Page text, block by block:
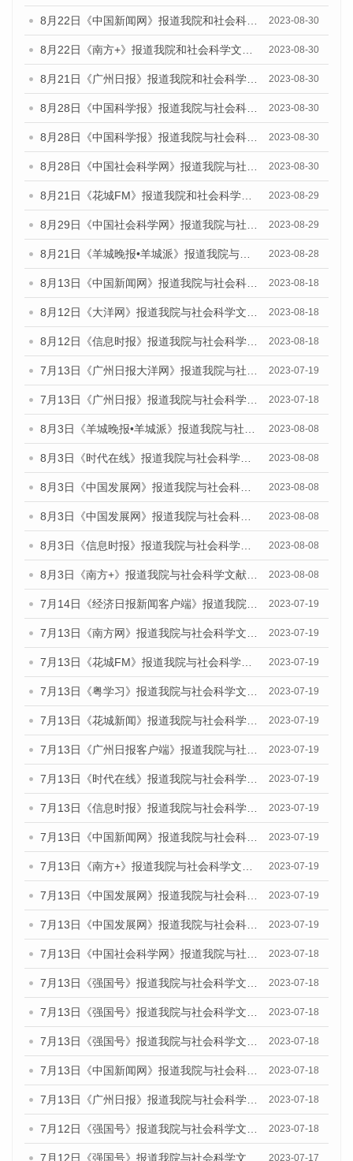
8月22日《中国新闻网》报道我院和社会科学文献出版社联合发布《广州数字经济发展报告（2023）》蓝皮书的媒体报道 2023-08-30
8月22日《南方+》报道我院和社会科学文献出版社联合发布《广州数字经济发展报告（2023）》蓝皮书的媒体报道 2023-08-30
8月21日《广州日报》报道我院和社会科学文献出版社联合发布《广州数字经济发展报告（2023）》蓝皮书的媒体文章 2023-08-30
8月28日《中国科学报》报道我院与社会科学文献出版社联合发布《广州蓝皮书：广州创新型城市发展报告（2023）》的媒体文章 2023-08-30
8月28日《中国科学报》报道我院与社会科学文献出版社联合发布《广州蓝皮书：广州创新型城市发展报告（2023）》的媒体文章 2023-08-30
8月28日《中国社会科学网》报道我院与社会科学文献出版社联合发布《广州蓝皮书：广州创新型城市发展报告（2023）》的媒体文章 2023-08-30
8月21日《花城FM》报道我院和社会科学文献出版社联合发布《广州数字经济发展报告（2023）》蓝皮书的媒体文章 2023-08-29
8月29日《中国社会科学网》报道我院与社会科学文献出版社联合发布《广州蓝皮书：广州文化产业发展报告（2022）》的媒体文章 2023-08-29
8月21日《羊城晚报•羊城派》报道我院与社会科学文献出版社联合发布《广州蓝皮书：广州数字经济发展报告（2023）》的媒体文章 2023-08-28
8月13日《中国新闻网》报道我院与社会科学文献出版社联合发布的《广州蓝皮书：广州社会发展报告（2023）》媒体文章 2023-08-18
8月12日《大洋网》报道我院与社会科学文献出版社联合发布的《广州蓝皮书：广州社会发展报告（2023）》媒体文章 2023-08-18
8月12日《信息时报》报道我院与社会科学文献出版社联合发布的《广州蓝皮书：广州社会发展报告（2023）》媒体文章 2023-08-18
7月13日《广州日报大洋网》报道我院与社会科学文献出版社联合发布了《广州蓝皮书：广州城乡融合发展报告（2023）》的视频采访 2023-07-19
7月13日《广州日报》报道我院与社会科学文献出版社联合发布了《广州蓝皮书：广州城乡融合发展报告（2023）》的视频采访 2023-07-18
8月3日《羊城晚报•羊城派》报道我院与社会科学文献出版社联合发布的《广州蓝皮书：广州城市国际化发展报告（2023）——中国式现代化与城市国际化》媒体文章 2023-08-08
8月3日《时代在线》报道我院与社会科学文献出版社联合发布的《广州蓝皮书：广州城市国际化发展报告（2023）——中国式现代化与城市国际化》媒体文章 2023-08-08
8月3日《中国发展网》报道我院与社会科学文献出版社联合发布的《广州蓝皮书：广州城市国际化发展报告（2023）——中国式现代化与城市国际化》媒体文章 2023-08-08
8月3日《中国发展网》报道我院与社会科学文献出版社联合发布的《广州蓝皮书：广州城市国际化发展报告（2023）——中国式现代化与城市国际化》媒体文章 2023-08-08
8月3日《信息时报》报道我院与社会科学文献出版社联合发布的《广州蓝皮书：广州城市国际化发展报告（2023）——中国式现代化与城市国际化》媒体文章 2023-08-08
8月3日《南方+》报道我院与社会科学文献出版社联合发布的《广州蓝皮书：广州城市国际化发展报告（2023）——中国式现代化与城市国际化》媒体文章 2023-08-08
7月14日《经济日报新闻客户端》报道我院与社会科学文献出版社联合发布的《广州蓝皮书：广州经济发展报告（2023）》的媒体文章 2023-07-19
7月13日《南方网》报道我院与社会科学文献出版社联合发布了《广州蓝皮书：广州城乡融合发展报告（2023）》的媒体文章 2023-07-19
7月13日《花城FM》报道我院与社会科学文献出版社联合发布了《广州蓝皮书：广州城乡融合发展报告（2023）》的媒体文章 2023-07-19
7月13日《粤学习》报道我院与社会科学文献出版社联合发布的《广州蓝皮书：广州城乡融合发展报告（2023）》媒体文章 2023-07-19
7月13日《花城新闻》报道我院与社会科学文献出版社联合发布了《广州蓝皮书：广州城乡融合发展报告（2023）》的媒体文章 2023-07-19
7月13日《广州日报客户端》报道我院与社会科学文献出版社联合发布了《广州蓝皮书：广州城乡融合发展报告（2023）》的媒体文章 2023-07-19
7月13日《时代在线》报道我院与社会科学文献出版社联合发布了《广州蓝皮书：广州城乡融合发展报告（2023）》的媒体文章 2023-07-19
7月13日《信息时报》报道我院与社会科学文献出版社联合发布了《广州蓝皮书：广州城乡融合发展报告（2023）》的媒体文章 2023-07-19
7月13日《中国新闻网》报道我院与社会科学文献出版社联合发布了《广州蓝皮书：广州城乡融合发展报告（2023）》的媒体文章 2023-07-19
7月13日《南方+》报道我院与社会科学文献出版社联合发布了《广州蓝皮书：广州城乡融合发展报告（2023）》的媒体文章 2023-07-19
7月13日《中国发展网》报道我院与社会科学文献出版社联合发布了《广州蓝皮书：广州城乡融合发展报告（2023）》的媒体文章 2023-07-19
7月13日《中国发展网》报道我院与社会科学文献出版社联合发布了《广州蓝皮书：广州城乡融合发展报告（2023）》的媒体文章 2023-07-19
7月13日《中国社会科学网》报道我院与社会科学文献出版社联合发布了《广州蓝皮书：广州城乡融合发展报告（2023）》的媒体文章 2023-07-18
7月13日《强国号》报道我院与社会科学文献出版社联合发布了《广州蓝皮书：广州城乡融合发展报告（2023）》的媒体文章 2023-07-18
7月13日《强国号》报道我院与社会科学文献出版社联合发布了《广州蓝皮书：广州城乡融合发展报告（2023）》的媒体文章 2023-07-18
7月13日《强国号》报道我院与社会科学文献出版社联合发布了《广州蓝皮书：广州城乡融合发展报告（2023）》的媒体文章 2023-07-18
7月13日《中国新闻网》报道我院与社会科学文献出版社联合发布了《广州蓝皮书：广州经济发展报告（2023）》的媒体文章 2023-07-18
7月13日《广州日报》报道我院与社会科学文献出版社联合发布了《广州蓝皮书：广州经济发展报告（2023）》的媒体文章 2023-07-18
7月12日《强国号》报道我院与社会科学文献出版社联合发布的《广州蓝皮书：广州经济发展报告（2023）》的媒体文章 2023-07-18
2023-07-17